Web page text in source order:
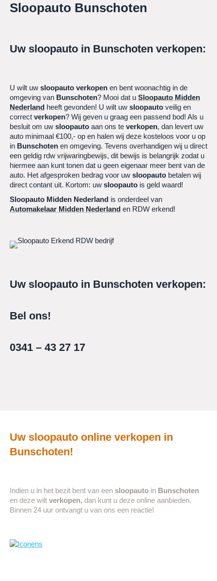
Sloopauto Bunschoten
Uw sloopauto in Bunschoten verkopen:
U wilt uw sloopauto verkopen en bent woonachtig in de
omgeving van Bunschoten? Mooi dat u Sloopauto Midden
Nederland heeft gevonden! U wilt uw sloopauto veilig en
correct verkopen? Wij geven u graag een passend bod! Als u
besluit om uw sloopauto aan ons te verkopen, dan levert uw
auto minimaal €100,- op en halen wij deze kosteloos voor u op
in Bunschoten en omgeving. Tevens overhandigen wij u direct
een geldig rdw vrijwaringbewijs, dit bewijs is belangrijk zodat u
hiermee aan kunt tonen dat u geen eigenaar meer bent van de
auto. Het afgesproken bedrag voor uw sloopauto betalen wij
direct contant uit. Kortom: uw sloopauto is geld waard!
Sloopauto Midden Nederland is onderdeel van
Automakelaar Midden Nederland en RDW erkend!
Uw sloopauto in Bunschoten verkopen:
Bel ons!
0341 – 43 27 17
Uw sloopauto online verkopen in
Bunschoten!
Indien u in het bezit bent van een sloopauto in Bunschoten
en deze wilt verkopen, dan kunt u deze online aanbieden.
Binnen 24 uur ontvangt u van ons een reactie!